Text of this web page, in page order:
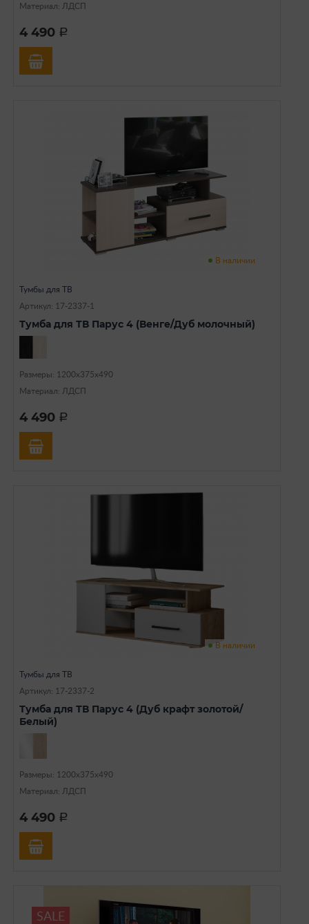
Материал: ЛДСП
4 490 a
В наличии
Тумбы для ТВ
Артикул: 17-2337-1
Тумба для ТВ Парус 4 (Венге/Дуб молочный)
Размеры: 1200х375х490
Материал: ЛДСП
4 490 a
В наличии
Тумбы для ТВ
Артикул: 17-2337-2
Тумба для ТВ Парус 4 (Дуб крафт золотой/
Белый)
Размеры: 1200х375х490
Материал: ЛДСП
4 490 a
SALE